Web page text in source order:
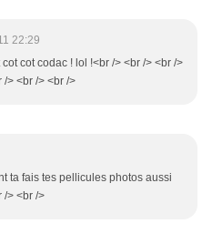
22:29
cot codac ! lol !<br /> <br /> <br />
/> <br /> <br />
ta fais tes pellicules photos aussi
/> <br />